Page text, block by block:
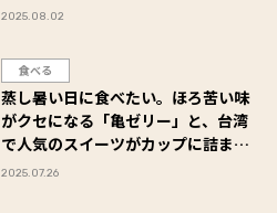
2025.08.02
食べる
蒸し暑い日に食べたい。ほろ苦い味
がクセになる「亀ゼリー」と、台湾
で人気のスイーツがカップに詰まっ
た「たらみ Dessert」がさわやかで
2025.07.26